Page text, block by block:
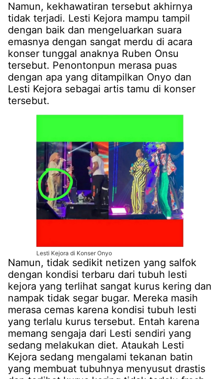
Namun, kekhawatiran tersebut akhirnya
tidak terjadi. Lesti Kejora mampu tampil
dengan baik dan mengeluarkan suara
emasnya dengan sangat merdu di acara
konser tunggal anaknya Ruben Onsu
tersebut. Penontonpun merasa puas
dengan apa yang ditampilkan Onyo dan
Lesti Kejora sebagai artis tamu di konser
tersebut.
Lesti Kejora di Konser Onyo
Namun, tidak sedikit netizen yang salfok
dengan kondisi terbaru dari tubuh lesti
kejora yang terlihat sangat kurus kering dan
nampak tidak segar bugar. Mereka masih
merasa cemas karena kondisi tubuh lesti
yang terlalu kurus tersebut. Entah karena
memang sengaja dari Lesti sendiri yang
sedang melakukan diet. Ataukah Lesti
Kejora sedang mengalami tekanan batin
yang membuat tubuhnya menyusut drastis